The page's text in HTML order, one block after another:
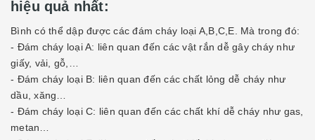
hiệu quả nhất:
Bình có thể dập được các đám cháy loại A,B,C,E. Mà trong đó:
- Đám cháy loại A: liên quan đến các vật rắn dễ gây cháy như
giấy, vải, gỗ,…
- Đám cháy loại B: liên quan đến các chất lỏng dễ cháy như
dầu, xăng…
- Đám cháy loại C: liên quan đến các chất khí dễ cháy như gas,
metan…